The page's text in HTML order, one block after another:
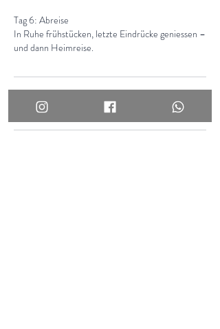
Tag 6: Abreise
In Ruhe frühstücken, letzte Eindrücke geniessen –
und dann Heimreise.
Bevorstehende Sessions